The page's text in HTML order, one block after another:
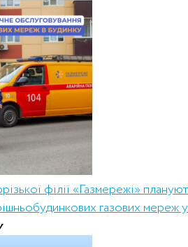
філії «Газмережі»
газових мереж